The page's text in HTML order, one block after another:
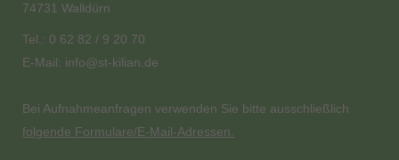
74731 Walldürn
Tel.: 0 62 82 / 9 20 70
E-Mail: info@st-kilian.de
Bei Aufnahmeanfragen verwenden Sie bitte ausschließlich
folgende Formulare/E-Mail-Adressen.